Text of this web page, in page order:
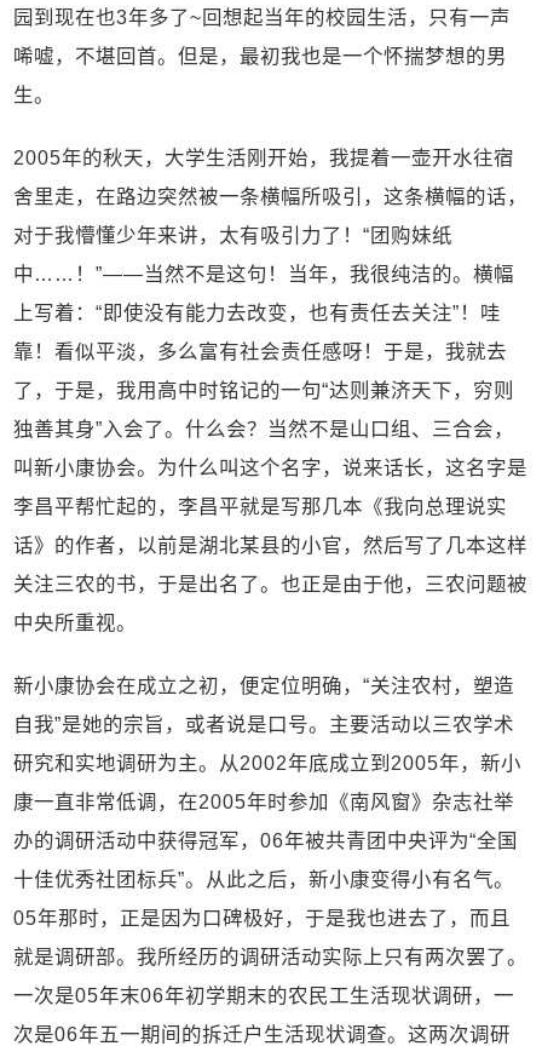
园到现在也3年多了~回想起当年的校园生活，只有一声
唏嘘，不堪回首。但是，最初我也是一个怀揣梦想的男
生。
2005年的秋天，大学生活刚开始，我提着一壶开水往宿
舍里走，在路边突然被一条横幅所吸引，这条横幅的话，
对于我懵懂少年来讲，太有吸引力了！“团购妹纸
中……！”——当然不是这句！当年，我很纯洁的。横幅
上写着：“即使没有能力去改变，也有责任去关注”！哇
靠！看似平淡，多么富有社会责任感呀！于是，我就去
了，于是，我用高中时铭记的一句“达则兼济天下，穷则
独善其身”入会了。什么会？当然不是山口组、三合会，
叫新小康协会。为什么叫这个名字，说来话长，这名字是
李昌平帮忙起的，李昌平就是写那几本《我向总理说实
话》的作者，以前是湖北某县的小官，然后写了几本这样
关注三农的书，于是出名了。也正是由于他，三农问题被
中央所重视。
新小康协会在成立之初，便定位明确，“关注农村，塑造
自我”是她的宗旨，或者说是口号。主要活动以三农学术
研究和实地调研为主。从2002年底成立到2005年，新小
康一直非常低调，在2005年时参加《南风窗》杂志社举
办的调研活动中获得冠军，06年被共青团中央评为“全国
十佳优秀社团标兵”。从此之后，新小康变得小有名气。
05年那时，正是因为口碑极好，于是我也进去了，而且
就是调研部。我所经历的调研活动实际上只有两次罢了。
一次是05年末06年初学期末的农民工生活现状调研，一
次是06年五一期间的拆迁户生活现状调查。这两次调研